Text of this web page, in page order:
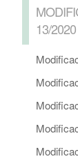
13/2020